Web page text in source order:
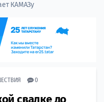
КАМАЗу
0
свалке до